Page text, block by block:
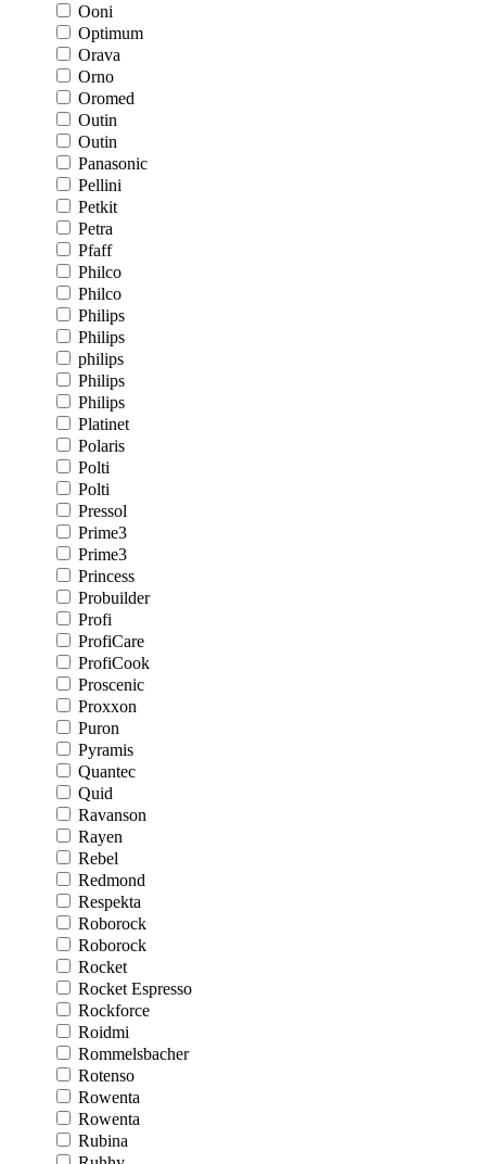
Ooni
Optimum
Orava
Orno
Oromed
Outin
Outin
Panasonic
Pellini
Petkit
Petra
Pfaff
Philco
Philco
Philips
Philips
philips
Philips
Philips
Platinet
Polaris
Polti
Polti
Pressol
Prime3
Prime3
Princess
Probuilder
Profi
ProfiCare
ProfiCook
Proscenic
Proxxon
Puron
Pyramis
Quantec
Quid
Ravanson
Rayen
Rebel
Redmond
Respekta
Roborock
Roborock
Rocket
Rocket Espresso
Rockforce
Roidmi
Rommelsbacher
Rotenso
Rowenta
Rowenta
Rubina